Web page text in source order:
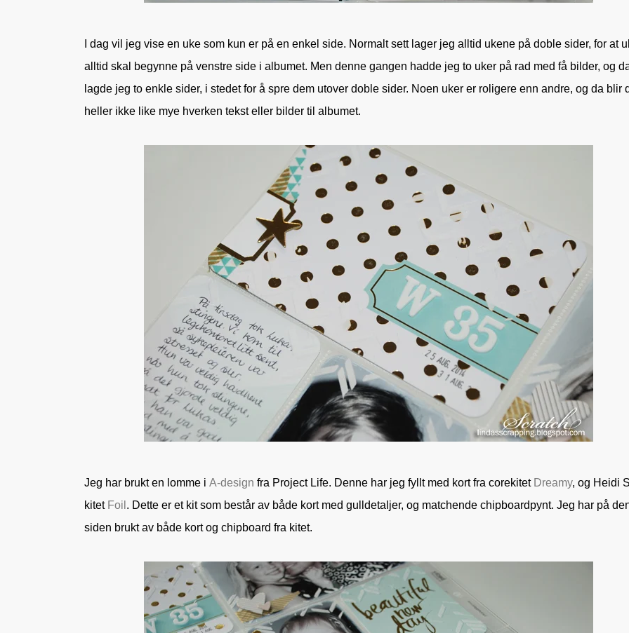
I dag vil jeg vise en uke som kun er på en enkel side. Normalt sett lager jeg alltid ukene på doble sider, for at
alltid skal begynne på venstre side i albumet. Men denne gangen hadde jeg to uker på rad med få bilder, og
lagde jeg to enkle sider, i stedet for å spre dem utover doble sider. Noen uker er roligere enn andre, og da blir
heller ikke like mye hverken tekst eller bilder til albumet.
Jeg har brukt en lomme i A-design fra Project Life. Denne har jeg fyllt med kort fra corekitet Dreamy, og Heidi
kitet Foil . Dette er et kit som består av både kort med gulldetaljer, og matchende chipboardpynt. Jeg har på
siden brukt av både kort og chipboard fra kitet.